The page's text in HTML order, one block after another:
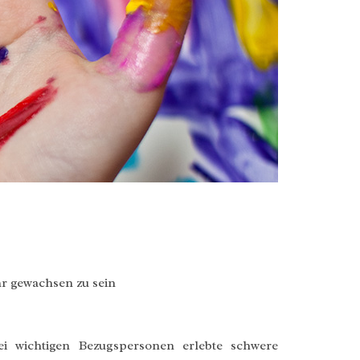
zu sein
Bezugspersonen erlebte schwere